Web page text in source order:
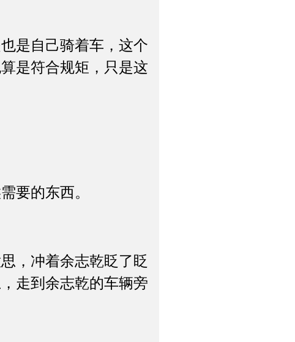
是自己骑着车，这个
是符合规矩，只是这
要的东西。
，冲着余志乾眨了眨
走到余志乾的车辆旁